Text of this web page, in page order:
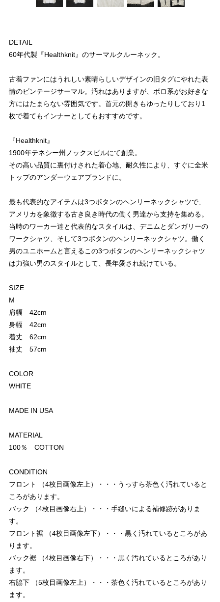
DETAIL
60年代製『Healthknit』のサーマルクルーネック。
古着ファンにはうれしい素晴らしいデザインの旧タグにやれた表
情のビンテージサーマル。汚れはありますが、ボロ系がお好きな
方にはたまらない雰囲気です。首元の開きもゆったりしており1
枚で着てもインナーとしてもおすすめです。
『Healthknit』
1900年テネシー州ノックスビルにて創業。
その高い品質に裏付けされた着心地、耐久性により、すぐに全米
トップのアンダーウェアブランドに。
最も代表的なアイテムは3つボタンのヘンリーネックシャツで、
アメリカを象徴する古き良き時代の働く男達から支持を集める。
当時のワーカー達と代表的なスタイルは、デニムとダンガリーの
ワークシャツ、そして3つボタンのヘンリーネックシャツ。働く
男のユニホームと言えるこの3つボタンのヘンリーネックシャツ
は力強い男のスタイルとして、長年愛され続けている。
SIZE
M
肩幅 42cm
身幅 42cm
着丈 62cm
袖丈 57cm
COLOR
WHITE
MADE IN USA
MATERIAL
100％ COTTON
CONDITION
フロント （4枚目画像左上）・・・うっすら茶色く汚れていると
ころがあります。
バック （4枚目画像右上）・・・手縫いによる補修跡がありま
す。
フロント裾 （4枚目画像左下）・・・黒く汚れているところがあ
ります。
バック裾 （4枚目画像右下）・・・黒く汚れているところがあり
ます。
右脇下 （5枚目画像左上）・・・茶色く汚れているところがあり
ます。